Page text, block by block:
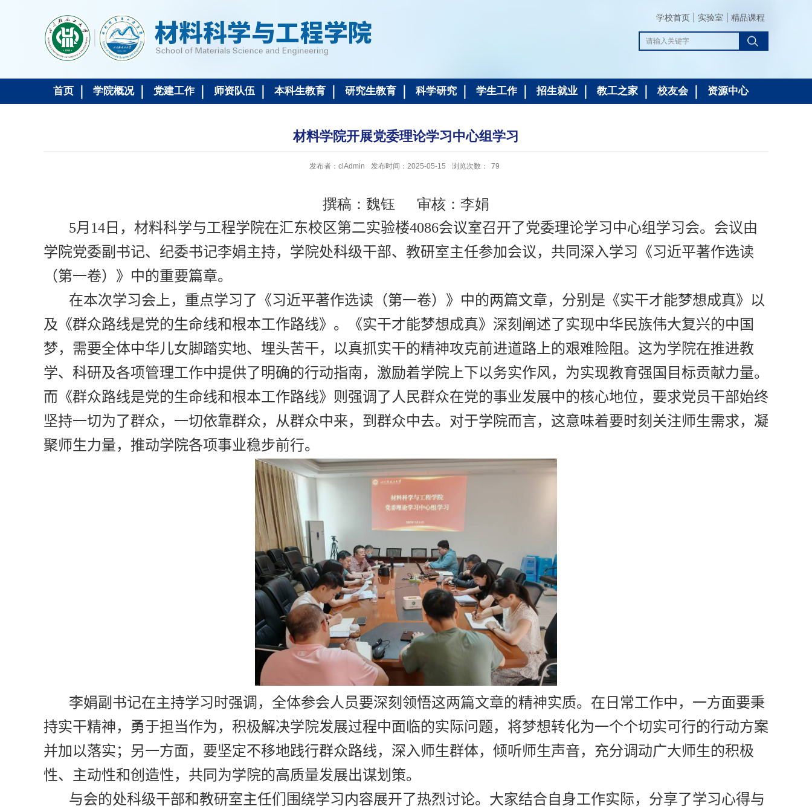
学校首页 实验室 精品课程
首页 学院概况 党建工作 师资队伍 本科生教育 研究生教育 科学研究 学生工作 招生就业 教工之家 校友会 资源中心
材料学院开展党委理论学习中心组学习
发布者：clAdmin 发布时间：2025-05-15 浏览次数： 79
撰稿：魏钰 审核：李娟
5月 14 日，材料科学与工程学院在汇东校区第二实验楼4086会议室召开了党委理论学习中心组学习会。会议由
学院党委副书记、纪委书记李娟主持，学院处科级干部、教研室主任参加会议，共同深入学习《习近平著作选读
（第一卷）》中的重要篇章。
在本次学习会上，重点学习了《习近平著作选读（第一卷）》中的两篇文章，分别是《实干才能梦想成真》以
及《群众路线是党的生命线和根本工作路线》。《实干才能梦想成真》深刻阐述了实现中华民族伟大复兴的中国
梦，需要全体中华儿女脚踏实地、埋头苦干，以真抓实干的精神攻克前进道路上的艰难险阻。这为学院在推进教
学、科研及各项管理工作中提供了明确的行动指南，激励着学院上下以务实作风，为实现教育强国目标贡献力量。
而《群众路线是党的生命线和根本工作路线》则强调了人民群众在党的事业发展中的核心地位，要求党员干部始终
坚持一切为了群众，一切依靠群众，从群众中来，到群众中去。对于学院而言，这意味着要时刻关注师生需求，凝
聚师生力量，推动学院各项事业稳步前行。
李娟副书记在主持学习时强调，全体参会人员要深刻领悟这两篇文章的精神实质。在日常工作中，一方面要秉
持实干精神，勇于担当作为，积极解决学院发展过程中面临的实际问题，将梦想转化为一个个切实可行的行动方案
并加以落实；另一方面，要坚定不移地践行群众路线，深入师生群体，倾听师生声音，充分调动广大师生的积极
性、主动性和创造性，共同为学院的高质量发展出谋划策。
与会的处科级干部和教研室主任们围绕学习内容展开了热烈讨论。大家结合自身工作实际，分享了学习心得与